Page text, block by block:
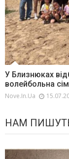
У Близнюках
волейбольна
Nove.in.ua
НАМ